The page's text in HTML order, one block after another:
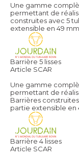
Une gamme
permettant de
construites avec 5
extensible en 49
Barrière 5 lisses
Article SCAR
Une gamme
permettant de
Barrières
partie extensible en
Barrière 4 lisses
Article SCAR